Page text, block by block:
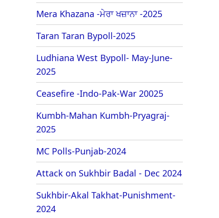
Mera Khazana -ਮੇਰਾ ਖਜ਼ਾਨਾ -2025
Taran Taran Bypoll-2025
Ludhiana West Bypoll- May-June-
2025
Ceasefire -Indo-Pak-War 20025
Kumbh-Mahan Kumbh-Pryagraj-
2025
MC Polls-Punjab-2024
Attack on Sukhbir Badal - Dec 2024
Sukhbir-Akal Takhat-Punishment-
2024